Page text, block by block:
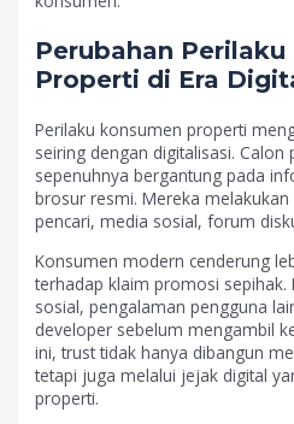
Perubahan Perilaku
Properti di Era
Perilaku konsumen properti
seiring dengan digitalisasi. Calon
sepenuhnya bergantung pada
brosur resmi. Mereka
pencari, media sosial, forum
Konsumen modern cenderung
terhadap klaim promosi sepihak.
sosial, pengalaman pengguna
developer sebelum mengambil
ini, trust tidak hanya dibangun
tetapi juga melalui jejak digital
properti.